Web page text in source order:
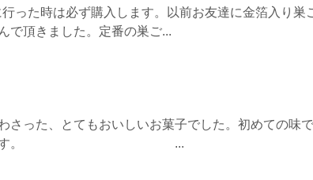
った時は必ず購入します。以前お友達に金箔入り巣
で頂きました。定番の巣ご...
さった、とてもおいしいお菓子でした。初めての味で
いと思います。 ...